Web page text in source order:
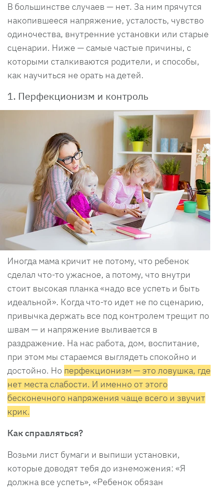
В большинстве случаев — нет. За ним прячутся
накопившееся напряжение, усталость, чувство
одиночества, внутренние установки или старые
сценарии. Ниже — самые частые причины, с
которыми сталкиваются родители, и способы,
как научиться не орать на детей.
1. Перфекционизм и контроль
Иногда мама кричит не потому, что ребенок
сделал что-то ужасное, а потому, что внутри
стоит высокая планка «надо все успеть и быть
идеальной». Когда что-то идет не по сценарию,
привычка держать все под контролем трещит по
швам — и напряжение выливается в
раздражение. На нас работа, дом, воспитание,
при этом мы стараемся выглядеть спокойно и
достойно. Но перфекционизм — это ловушка, где
нет места слабости. И именно от этого
бесконечного напряжения чаще всего и звучит
крик.
Как справляться?
Возьми лист бумаги и выпиши установки,
которые доводят тебя до изнеможения: «Я
должна все успеть», «Ребенок обязан